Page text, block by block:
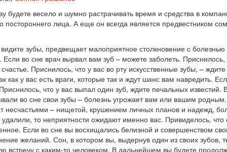
весело и шумно растрачивать время и средства в
лица. А еще он всегда является предвестником
зубы, предвещает малоприятное столкновение с
во сне врач вырвал вам зуб – можете заболеть.
Приснилось, что у вас во рту искусственные зубы, –
как у вас есть враги, которые так и ждут шанс вам навредить.
что у вас выпал один зуб, ждите печальных
во сне свои зубы – болезнь угрожает вам или вашим
несчастьями – нищетой, крушением личных планов и надежд,
то неприятности ожидают именно вас. Привиделось, что
Если во сне вы восхищались белизной и совершенством
желаний. Сон, в котором вы, выдернув один из своих зубов,
с каким-то человеком. В дальнейшем вы будете